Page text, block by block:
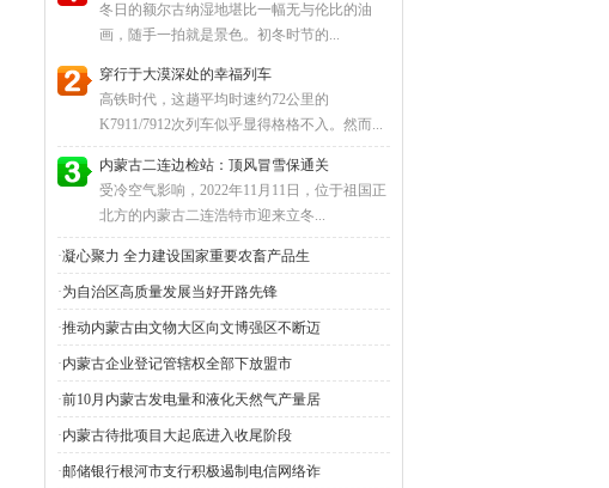
冬日的额尔古纳湿地堪比一幅无与伦比的油
画，随手一拍就是景色。初冬时节的...
穿行于大漠深处的幸福列车
高铁时代，这趟平均时速约72公里的
K7911/7912次列车似乎显得格格不入。然而...
内蒙古二连边检站：顶风冒雪保通关
受冷空气影响，2022年11月11日，位于祖国正
北方的内蒙古二连浩特市迎来立冬...
·凝心聚力 全力建设国家重要农畜产品生
·为自治区高质量发展当好开路先锋
·推动内蒙古由文物大区向文博强区不断迈
·内蒙古企业登记管辖权全部下放盟市
·前10月内蒙古发电量和液化天然气产量居
·内蒙古待批项目大起底进入收尾阶段
·邮储银行根河市支行积极遏制电信网络诈